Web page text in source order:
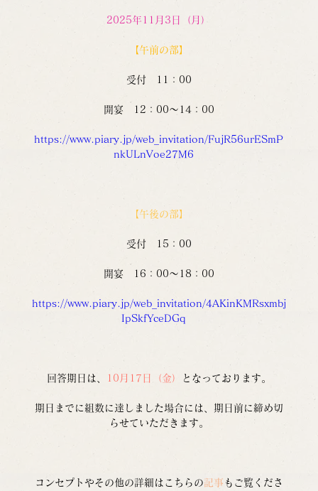
2025年11月3日（月）
【午前の部】
受付　11：00
開宴　12：00～14：00
https://www.piary.jp/web_invitation/FujR56urESmP
nkULnVoe27M6
【午後の部】
受付　15：00
開宴　16：00～18：00
https://www.piary.jp/web_invitation/4AKinKMRsxmbj
IpSkfYceDGq
回答期日は、 10月17日（金） となっております。
期日までに組数に達しました場合には、期日前に締め切
らせていただきます。
コンセプトやその他の詳細はこちらの記事 もご覧くださ